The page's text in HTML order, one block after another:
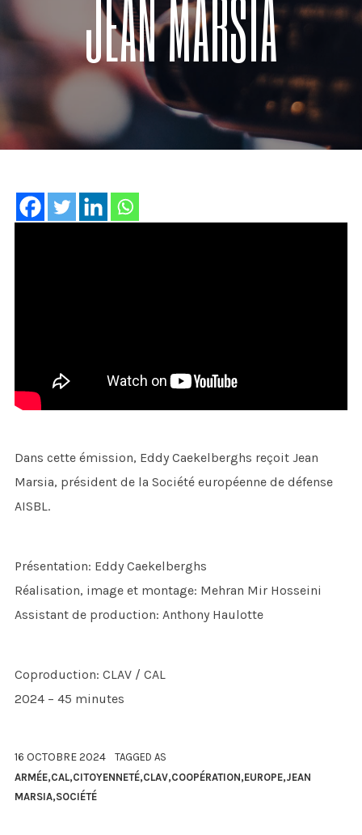
JEAN MARSIA
Dans cette émission, Eddy Caekelberghs reçoit Jean
Marsia, président de la Société européenne de défense
AISBL.
Présentation: Eddy Caekelberghs
Réalisation, image et montage: Mehran Mir Hosseini
Assistant de production: Anthony Haulotte
Coproduction: CLAV / CAL
2024 – 45 minutes
16 OCTOBRE 2024
TAGGED AS
ARMÉE,CAL,CITOYENNETÉ,CLAV,COOPÉRATION,EUROPE,JEAN
MARSIA,SOCIÉTÉ